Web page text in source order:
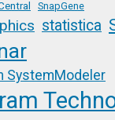
SnapGene
statistica
SystemModeler